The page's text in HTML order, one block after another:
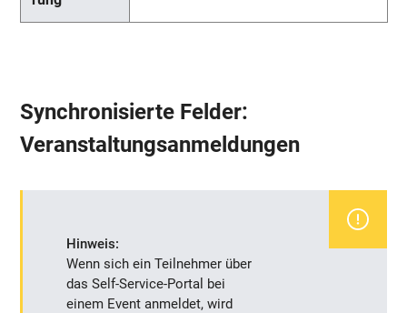
Synchronisierte Felder:
Veranstaltungsanmeldungen
Hinweis:
Wenn sich ein Teilnehmer über
das Self-Service-Portal bei
einem Event anmeldet, wird